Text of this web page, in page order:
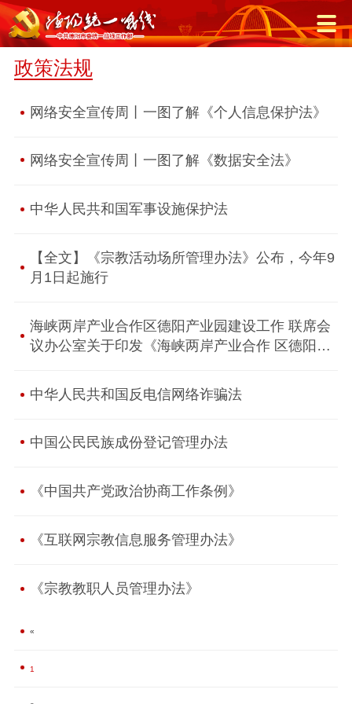
政策法规
网络安全宣传周丨一图了解《个人信息保护法》
网络安全宣传周丨一图了解《数据安全法》
中华人民共和国军事设施保护法
【全文】《宗教活动场所管理办法》公布，今年9
月1日起施行
海峡两岸产业合作区德阳产业园建设工作 联席会
议办公室关于印发《海峡两岸产业合作 区德阳产
中华人民共和国反电信网络诈骗法
中国公民民族成份登记管理办法
《中国共产党政治协商工作条例》
《互联网宗教信息服务管理办法》
《宗教教职人员管理办法》
«
1